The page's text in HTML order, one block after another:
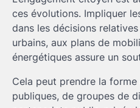
ces évolutions. Impliquer
dans les décisions
urbains, aux plans de
énergétiques assure un
Cela peut prendre la
publiques, de groupes de